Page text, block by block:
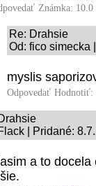
Známka: 10.0
Re: Drahsie
Od: fico simecka
myslis
Odpovedať Hodnotiť:
| Pridané:
a to docela